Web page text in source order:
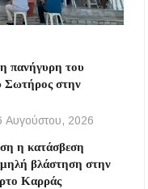
πανήγυρη του
Σωτήρος στην
Αυγούστου, 2026
η κατάσβεση
βλάστηση στην
Καρράς